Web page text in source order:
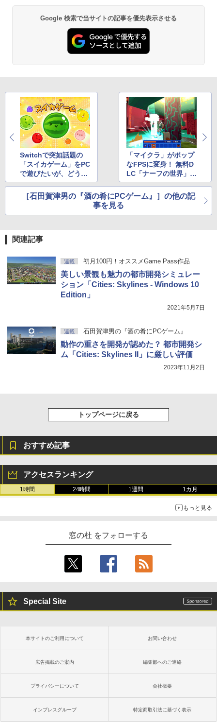
ClaudeCode いちばんやさしい 教科書:
非エンジニア 初心者 素人 でも安心 使い
方 マニュアル AI副業にもコンテンツ作成
にもKindle出版にも！ 非エンジニアのた
めのAIコーディング入門シリーズ
￥99
1冊ですべて身につくHTML & CSSとWe
bデザイン入門講座［第2版］
￥1,292
FM TOWNS ハイパー・カタログ: 本体ハ
ードウェア・市販ソフトウェアのパーフ
ェクトリストと最新エミュレータ紹介
￥16,980
Kindle Paperwhite シグニチャーエディ
ション (32GB) 7インチディスプレイ、明
持続バッテリー、広告なし、メタリック
￥27,980
Amazon Kindle Colorsoft | 16GBストレ
ージ、防水、7インチカラーディスプレ
イ、色調調節ライト、最大8週間持続バッ
テリー、広告無し、ブラック (2025年発
売)
￥31,980
New Amazon Kindle Scribe Colorsoft |
11インチカラーディスプレイ、64GBスト
レージ、ノート機能搭載、明るさ自動調
Google 検索で当サイトの記事を優先表示させる
Switchで突如話題の
「スイカゲーム」をPC
で遊びたいが、どうも
怪しい
「マイクラ」がポップ
なFPSに変身！ 無料D
LC「ナーフの世界」が
子供のFPS入門におす
すめ
［石田賀津男の『酒の肴にPCゲーム』］の他の記
事を見る
関連記事
連載 初月100円！オススメGame Pass作品
美しい景観も魅力の都市開発シミュレー
ション「Cities: Skylines - Windows 10
Edition」
2021年5月7日
連載 石田賀津男の『酒の肴にPCゲーム』
動作の重さを開発が認めた？ 都市開発シ
ム「Cities: Skylines II」に厳しい評価
2023年11月2日
トップページに戻る
おすすめ記事
アクセスランキング
1時間 24時間 1週間 1カ月
もっと見る
窓の杜 をフォローする
Special Site
本サイトのご利用について お問い合わせ
広告掲載のご案内 編集部へのご連絡
プライバシーについて 会社概要
インプレスグループ 特定商取引法に基づく表示